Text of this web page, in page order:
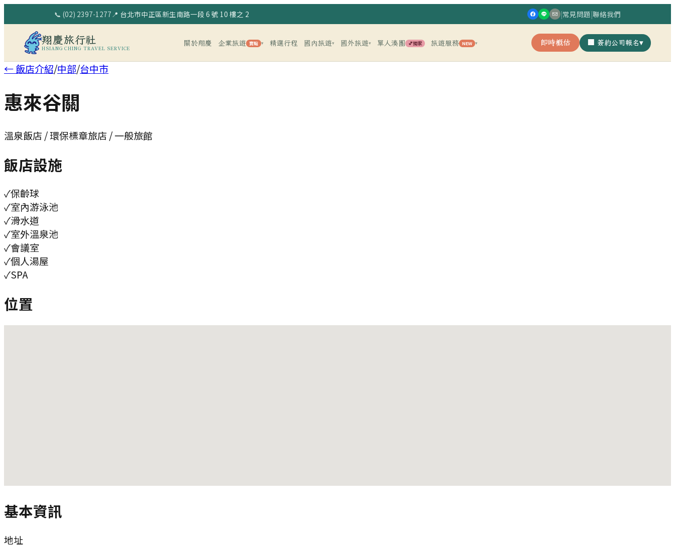
📞 (02) 2397-1277📍 台北市中正區新生南路一段 6 號 10 樓之 2 |常見問題|聯絡我們
翔慶旅行社
HSIANG CHING TRAVEL SERVICE
關於翔慶 企業旅遊 賣點 ▾ 精選行程 國內旅遊▾ 國外旅遊▾ 單人湊團 💕獨家 旅遊服務 NEW ▾ 即時概估 🏢 簽約公司報名▾
← 飯店介紹/中部/台中市
惠來谷關
溫泉飯店 / 環保標章旅店 / 一般旅館
飯店設施
✓保齡球
✓室內游泳池
✓滑水道
✓室外溫泉池
✓會議室
✓個人湯屋
✓SPA
位置
基本資訊
地址